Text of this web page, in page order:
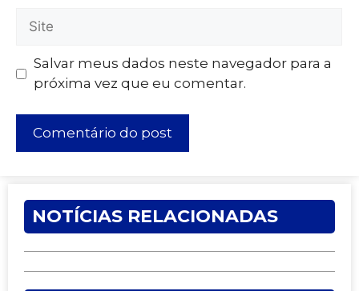
Salvar meus dados neste navegador para a
próxima vez que eu comentar.
NOTÍCIAS RELACIONADAS